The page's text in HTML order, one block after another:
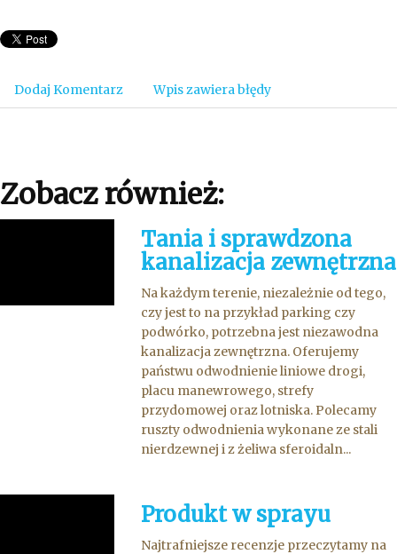
Dodaj Komentarz Wpis zawiera błędy
Zobacz również:
Tania i sprawdzona
kanalizacja zewnętrzna
Na każdym terenie, niezależnie od tego,
czy jest to na przykład parking czy
podwórko, potrzebna jest niezawodna
kanalizacja zewnętrzna. Oferujemy
państwu odwodnienie liniowe drogi,
placu manewrowego, strefy
przydomowej oraz lotniska. Polecamy
ruszty odwodnienia wykonane ze stali
nierdzewnej i z żeliwa sferoidaln...
Produkt w sprayu
Najtrafniejsze recenzje przeczytamy na